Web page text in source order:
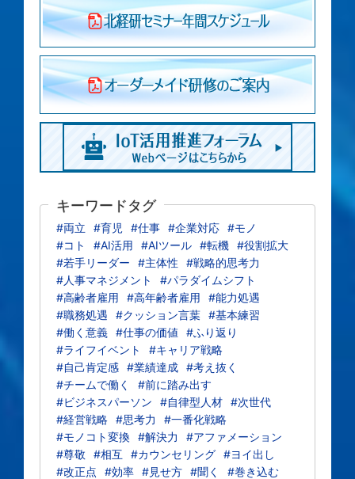
キーワードタグ
#両立 #育児 #仕事 #企業対応 #モノ
#コト
#AI活用 #AIツール #転機 #役割拡大
#若手リーダー
#主体性
#戦略的思考力
#人事マネジメント
#パラダイムシフト
#高齢者雇用
#高年齢者雇用
#能力処遇
#職務処遇
#クッション言葉 #基本練習
#働く意義 #仕事の価値
#ふり返り
#ライフイベント
#キャリア戦略
#自己肯定感 #業績達成 #考え抜く
#チームで働く
#前に踏み出す
#ビジネスパーソン
#自律型人材 #次世代
#経営戦略 #思考力
#一番化戦略
#モノコト変換 #解決力
#アファメーション
#尊敬
#相互 #カウンセリング #ヨイ出し
#改正点
#効率 #見せ方 #聞く
#巻き込む